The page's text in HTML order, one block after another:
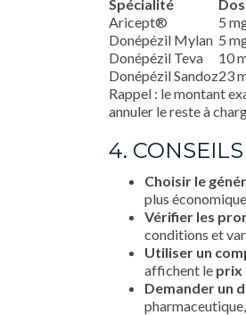
Spécialité
Aricept®
5
Donépézil Mylan 5
Donépézil Teva
10
Donépézil Sandoz23
Rappel : le montant
annuler le reste à
4.
Choisir le
plus
Vérifier les
conditions et
Utiliser un
affichent le prix
Demander un